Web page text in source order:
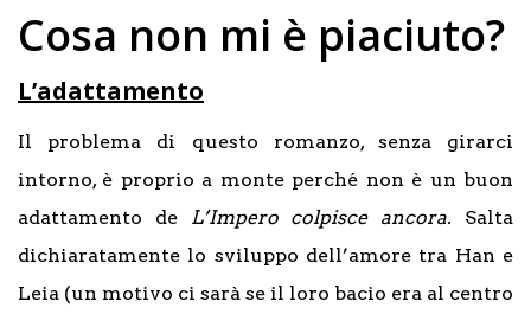
Cosa non mi è piaciuto?
L’adattamento
Il problema di questo romanzo, senza girarci
intorno, è proprio a monte perché non è un buon
adattamento de L’Impero colpisce ancora. Salta
dichiaratamente lo sviluppo dell’amore tra Han e
Leia (un motivo ci sarà se il loro bacio era al centro